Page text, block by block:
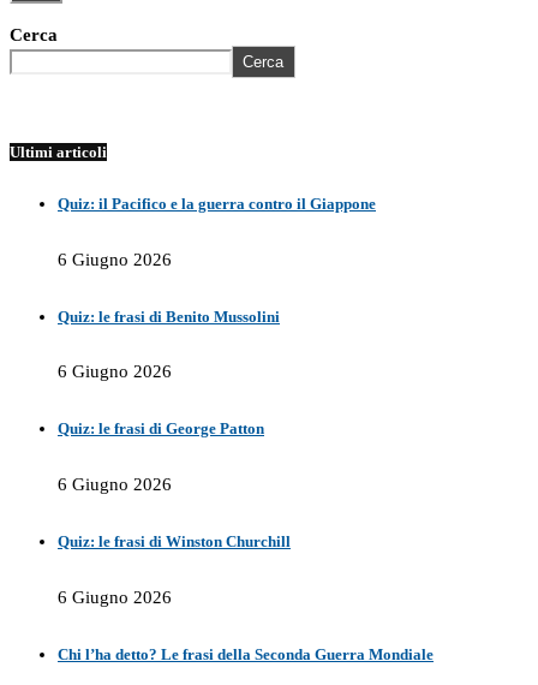
Cerca
Cerca
Ultimi articoli
Quiz: il Pacifico e la guerra contro il Giappone
6 Giugno 2026
Quiz: le frasi di Benito Mussolini
6 Giugno 2026
Quiz: le frasi di George Patton
6 Giugno 2026
Quiz: le frasi di Winston Churchill
6 Giugno 2026
Chi l’ha detto? Le frasi della Seconda Guerra Mondiale